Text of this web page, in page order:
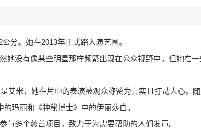
分。她在2013年正式踏入演艺圈。
她没有像某些明星那样频繁出现在公众视野中，但她在
艾米，她在片中的表演被观众称赞为真实且打动人心。
玛丽和《神秘博士》中的伊丽莎白。
与多个慈善项目，致力于为需要帮助的人们发声。